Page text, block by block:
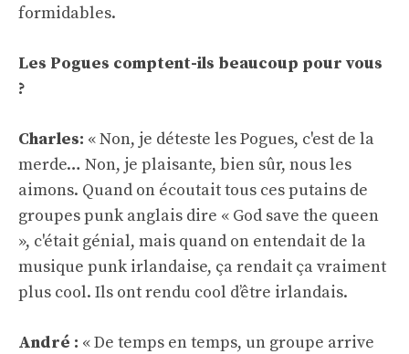
formidables.
Les Pogues comptent-ils beaucoup pour vous
?
Charles: « Non, je déteste les Pogues, c'est de la
merde… Non, je plaisante, bien sûr, nous les
aimons. Quand on écoutait tous ces putains de
groupes punk anglais dire « God save the queen
», c'était génial, mais quand on entendait de la
musique punk irlandaise, ça rendait ça vraiment
plus cool. Ils ont rendu cool d’être irlandais.
André : « De temps en temps, un groupe arrive